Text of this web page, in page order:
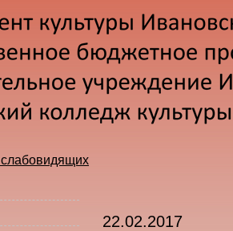
22.02.2017